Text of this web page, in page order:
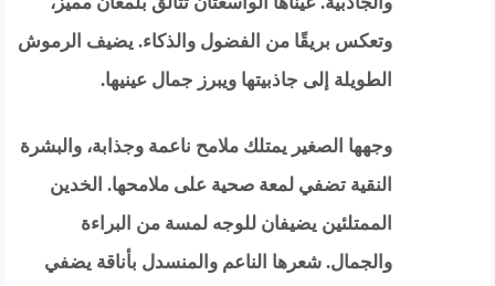
وتعكس بريقًا من الفضول والذكاء. يضيف الرموش
الطويلة إلى جاذبيتها ويبرز جمال عينيها.
وجهها الصغير يمتلك ملامح ناعمة وجذابة، والبشرة
النقية تضفي لمعة صحية على ملامحها. الخدين
الممتلئين يضيفان للوجه لمسة من البراءة
والجمال. شعرها الناعم والمنسدل بأناقة يضفي